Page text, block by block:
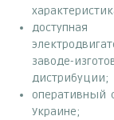
заводе-
дистрибуции;
оперативный
Украине;